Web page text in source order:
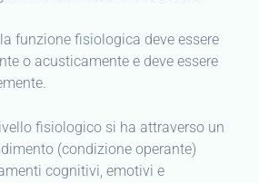
funzione fisiologica deve essere
o acusticamente e deve essere
fisiologico si ha attraverso un
(condizione operante)
cognitivi, emotivi e